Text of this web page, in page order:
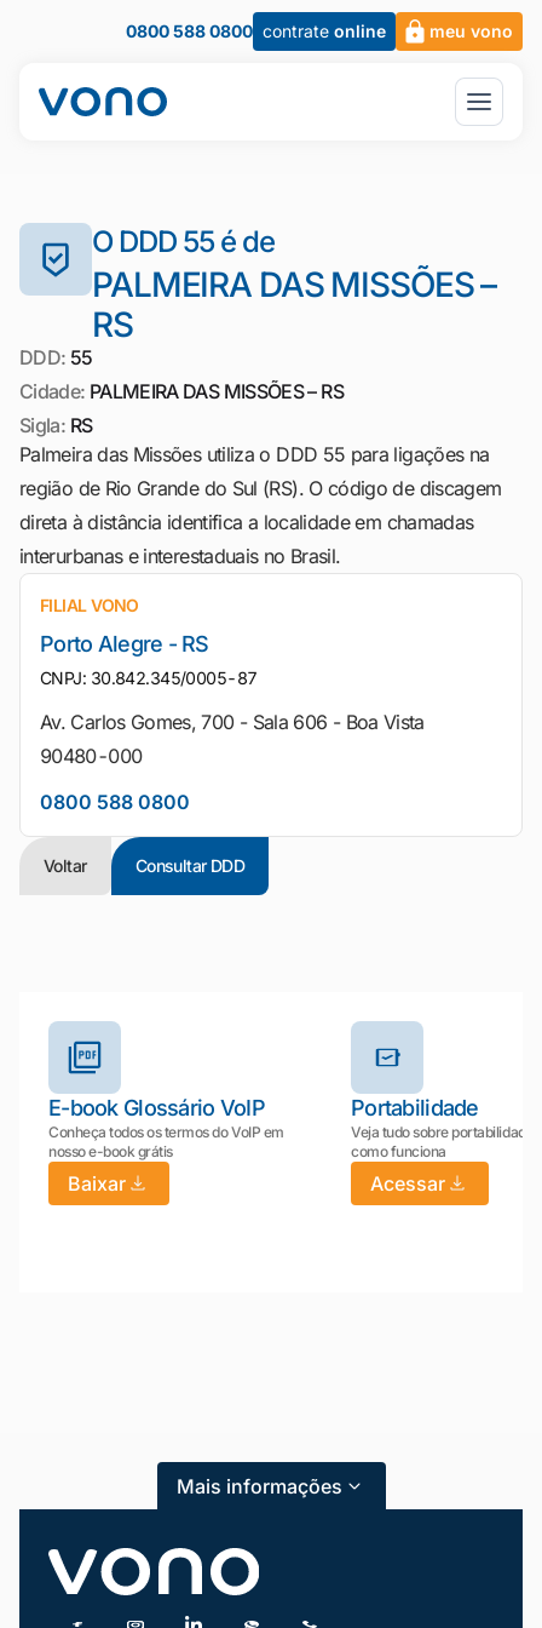
0800 588 0800 contrate online meu vono
O DDD 55 é de
PALMEIRA DAS MISSÕES –
RS
DDD: 55
Cidade: PALMEIRA DAS MISSÕES – RS
Sigla: RS
Palmeira das Missões utiliza o DDD 55 para ligações na
região de Rio Grande do Sul (RS). O código de discagem
direta à distância identifica a localidade em chamadas
interurbanas e interestaduais no Brasil.
FILIAL VONO
Porto Alegre - RS
CNPJ: 30.842.345/0005-87
Av. Carlos Gomes, 700 - Sala 606 - Boa Vista
90480-000
0800 588 0800
Voltar Consultar DDD
E-book Glossário VoIP
Conheça todos os termos do VoIP em
nosso e-book grátis
Baixar
Portabilidade
Veja tudo sobre portabilidade:
como funciona
Acessar
Mais informações